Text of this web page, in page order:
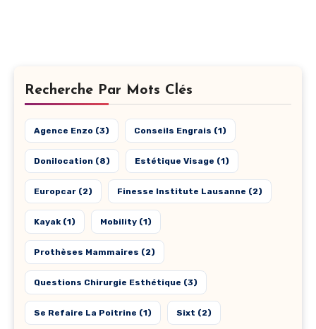
Recherche Par Mots Clés
Agence Enzo (3) Conseils Engrais (1)
Donilocation (8) Estétique Visage (1)
Europcar (2) Finesse Institute Lausanne (2)
Kayak (1) Mobility (1)
Prothèses Mammaires (2)
Questions Chirurgie Esthétique (3)
Se Refaire La Poitrine (1) Sixt (2)